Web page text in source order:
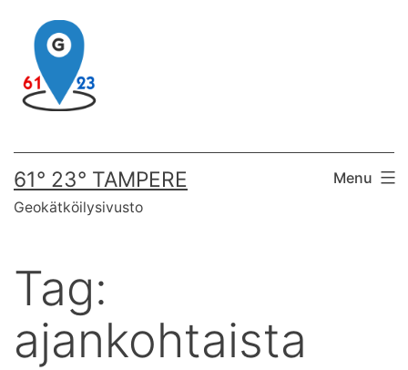
content
61° 23° TAMPERE
Geokätköilysivusto
Menu
Tag:
ajankohtaista